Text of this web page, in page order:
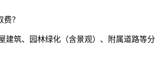
？
建筑、园林绿化（含景观）、附属道路等分